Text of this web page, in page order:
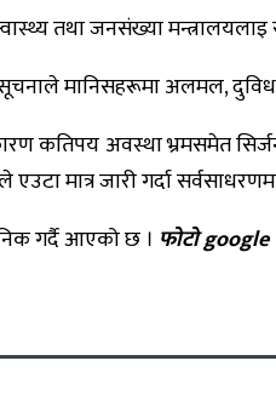
तथा जनसंख्या
मानिसहरूमा अलमल,
कतिपय अवस्था भ्रमसमेत
मात्र जारी गर्दा
गर्दै आएको छ । फोटो google